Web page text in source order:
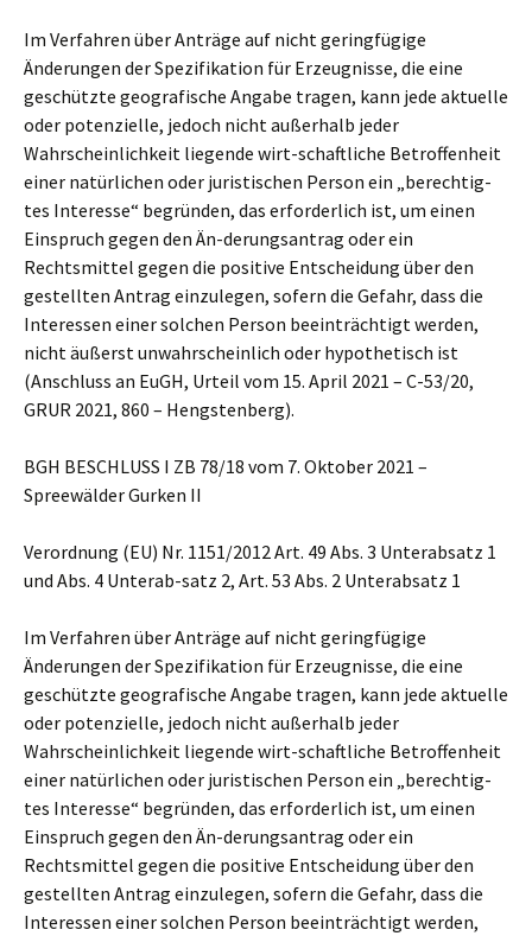
Im Verfahren über Anträge auf nicht geringfügige
Änderungen der Spezifikation für Erzeugnisse, die eine
geschützte geografische Angabe tragen, kann jede aktuelle
oder potenzielle, jedoch nicht außerhalb jeder
Wahrscheinlichkeit liegende wirt-schaftliche Betroffenheit
einer natürlichen oder juristischen Person ein „berechtig-
tes Interesse“ begründen, das erforderlich ist, um einen
Einspruch gegen den Än-derungsantrag oder ein
Rechtsmittel gegen die positive Entscheidung über den
gestellten Antrag einzulegen, sofern die Gefahr, dass die
Interessen einer solchen Person beeinträchtigt werden,
nicht äußerst unwahrscheinlich oder hypothetisch ist
(Anschluss an EuGH, Urteil vom 15. April 2021 – C-53/20,
GRUR 2021, 860 – Hengstenberg).
BGH BESCHLUSS I ZB 78/18 vom 7. Oktober 2021 –
Spreewälder Gurken II
Verordnung (EU) Nr. 1151/2012 Art. 49 Abs. 3 Unterabsatz 1
und Abs. 4 Unterab-satz 2, Art. 53 Abs. 2 Unterabsatz 1
Im Verfahren über Anträge auf nicht geringfügige
Änderungen der Spezifikation für Erzeugnisse, die eine
geschützte geografische Angabe tragen, kann jede aktuelle
oder potenzielle, jedoch nicht außerhalb jeder
Wahrscheinlichkeit liegende wirt-schaftliche Betroffenheit
einer natürlichen oder juristischen Person ein „berechtig-
tes Interesse“ begründen, das erforderlich ist, um einen
Einspruch gegen den Än-derungsantrag oder ein
Rechtsmittel gegen die positive Entscheidung über den
gestellten Antrag einzulegen, sofern die Gefahr, dass die
Interessen einer solchen Person beeinträchtigt werden,